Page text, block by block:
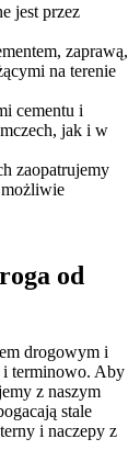
jest przez
zaprawą,
na terenie
cementu i
jak i w
zaopatrujemy
od
drogowym i
i terminowo. Aby
z naszym
stale
i naczepy z